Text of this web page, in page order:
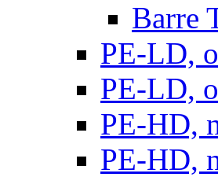
Barre
PE-LD,
PE-LD,
PE-HD,
PE-HD,